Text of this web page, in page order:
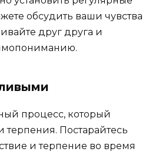
обсудить ваши чувства
друг друга и
процесс, который
терпения. Постарайтесь
и терпение во время